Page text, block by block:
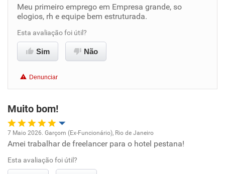
Oportunidade de promoção
Ambiente de trabalho
Conciliação com a vida familiar
Recomenda esta empresa
Recomenda a diretoria
Meu primeiro emprego em Empresa grande, so
elogios, rh e equipe bem estruturada.
Esta avaliação foi útil?
Sim Não
Denunciar
Muito bom!
Oportunidade de promoção
Ambiente de trabalho
7 Maio 2026. Garçom (Ex-Funcionário), Rio de Janeiro
Amei trabalhar de freelancer para o hotel pestana!
Esta avaliação foi útil?